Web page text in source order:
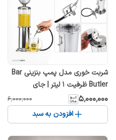
شربت خوری مدل پمپ بنزینی Bar
Butler ظرفیت ۱ لیتر | جای
نوشیدنی فانتزی و رومیزی
۵٬۰۰۰٬۰۰۰ ۶٬۰۰۰٬۰۰۰
افزودن به سبد